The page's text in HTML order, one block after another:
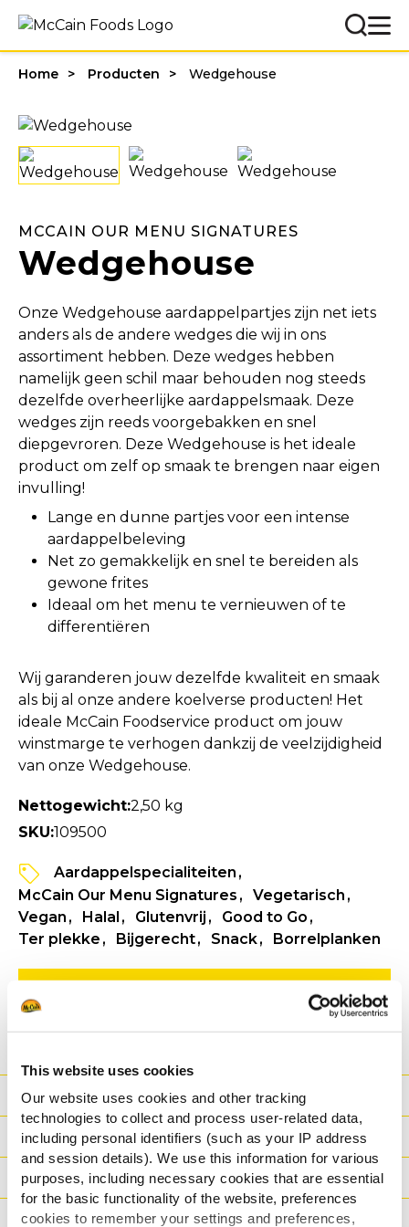
This website uses cookies
Our website uses cookies and other tracking
technologies to collect and process user-related data,
including personal identifiers (such as your IP address
and session details). We use this information for various
purposes, including necessary cookies that are essential
for the basic functionality of the website, preferences
cookies to remember your settings and preferences,
Home Producten Wedgehouse
MCCAIN OUR MENU SIGNATURES
Wedgehouse
Onze Wedgehouse aardappelpartjes zijn net iets
anders als de andere wedges die wij in ons
assortiment hebben. Deze wedges hebben
namelijk geen schil maar behouden nog steeds
dezelfde overheerlijke aardappelsmaak. Deze
wedges zijn reeds voorgebakken en snel
diepgevroren. Deze Wedgehouse is het ideale
product om zelf op smaak te brengen naar eigen
invulling!
Lange en dunne partjes voor een intense
aardappelbeleving
Net zo gemakkelijk en snel te bereiden als
gewone frites
Ideaal om het menu te vernieuwen of te
differentiëren
Wij garanderen jouw dezelfde kwaliteit en smaak
als bij al onze andere koelverse producten! Het
ideale McCain Foodservice product om jouw
winstmarge te verhogen dankzij de veelzijdigheid
van onze Wedgehouse.
Nettogewicht:2,50 kg
SKU:109500
Aardappelspecialiteiten
McCain Our Menu Signatures
Vegetarisch
Vegan
Halal Glutenvrij
Good to Go
Ter plekke
Bijgerecht Snack Borrelplanken
ZIE PRODUCTINFORMATIE
Voordeel
Nutritionele informatie
Ingrediënten
Gewicht/Logistiek